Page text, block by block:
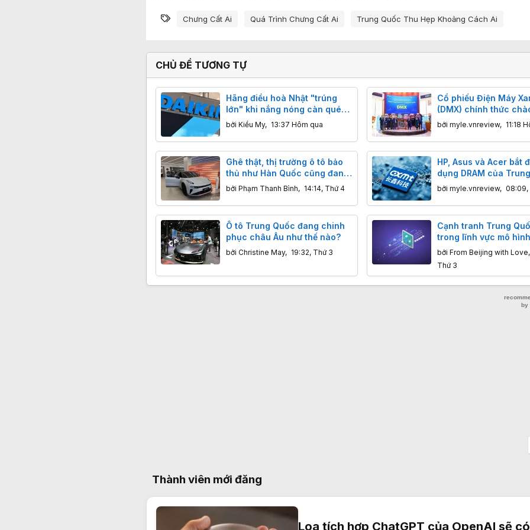
Từ khóa
Chưng Cất Ai Quá Trình Chưng Cất Ai Trung Quốc Thu Hẹp Khoảng Cách Ai
CHỦ ĐỀ TƯƠNG TỰ
Hãng điều hoà Nhật "trúng
lớn" khi nắng nóng càn quét
châu Âu
bởi Kiều My, 13:37 Hôm qua
Cổ phiếu Điện Máy
(DMX) chính thức
HOSE sau thương vụ
bởi myle.vnreview, 11:18
Ghê thật, thị trường ô tô bảo
thủ như Hàn Quốc cũng đang
bị xe Trung Quốc đe dọa
bởi Phạm Thanh Bình, 14:14, Thứ 4
HP, Asus và Acer bắt
dụng DRAM của
bởi myle.vnreview, 08:09,
Ô tô Trung Quốc đang chinh
phục châu Âu như thế nào?
bởi Christine May, 19:32, Thứ 3
Cạnh tranh Trung
trong lĩnh vực mô
ngày càng gay gắt:
giảm giá mạnh để
với Kimi và DeepSeek
bởi From Beijing with Love,
Thứ 3
Thành viên mới đăng
Loa tích hợp ChatGPT của OpenAI sẽ